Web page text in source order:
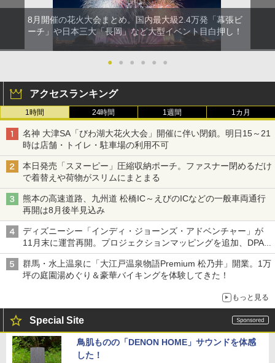
8月開催の花火大会まとめ。国内最大級2.4万発「幕張ビ
ーチ」や日本三大「長岡」など大型イベント目白押し！
● ● ● ● ● ●
アクセスランキング
1時間 24時間 1週間 1カ月
名神 大津SA「びわ湖大花火大会」開催に伴い閉鎖。明日15～21
時は店舗・トイレ・駐車場の利用不可
本日発売「スヌーピー」圧縮収納ポーチ。ファスナー閉めるだけ
で着替えや荷物がスリムにまとまる
熊本の高速道路、九州道 松橋IC～えびのICなどの一般車両通行
再開は8月後半見込み
ディズニーシー「インディ・ジョーンズ・アドベンチャー」が
11月末に運営再開。プロジェクションマッピングを追加、DPA
は1500円
群馬・水上温泉に「大江戸温泉物語Premium 松乃井」開業。1万
坪の庭園湯めぐり＆豪華バイキングを体験してきた！
もっと見る
Special Site
鳥肌ものの「DENON HOME」サウンドを体感
した！